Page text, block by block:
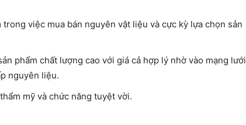
việc mua bán nguyên vật liệu và cực kỳ lựa chọn sản
phẩm chất lượng cao với giá cả hợp lý nhờ vào mạng lưới
nguyên liệu.
mỹ và chức năng tuyệt vời.